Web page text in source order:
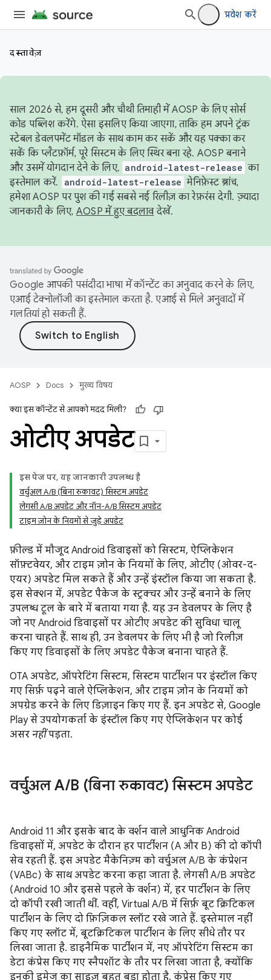
प्रवेश करें
दस्तावेज़
साल 2026 से, हम दूसरी और चौथी तिमाही में AOSP के लिए सोर्स
कोड पब्लिश करेंगे. ऐसा इसलिए किया जाएगा, ताकि हम अपने ट्रंक
स्टेबल डेवलपमेंट मॉडल के साथ काम कर सकें और यह पक्का कर
सकें कि प्लैटफ़ॉर्म, पूरे सिस्टम के लिए स्थिर बना रहे. AOSP बनाने
और उसमें योगदान देने के लिए, android-latest-release का
इस्तेमाल करें.
android-latest-release मेनिफ़ेस्ट ब्रांच,
हमेशा AOSP पर पुश की गई सबसे नई रिलीज़ का रेफ़रंस देगी. ज़्यादा
जानकारी के लिए, AOSP में हुए बदलावदेखें.
Google आपकी पसंदीदा भाषा में कॉन्टेंट का अनुवाद करने के लिए,
एआई टेक्नोलॉजी का इस्तेमाल करता है. एआई से मिले अनुवादों में
गलतियां हो सकती हैं.
AOSP Docs मुख्य विषय
क्या इस कॉन्टेंट से आपको मदद मिली?
ओटीए अपडेट
इस पेज पर, यह जानकारी उपलब्ध है
वर्चुअल A/B (बिना रुकावट) सिस्टम अपडेट
लेगसी A/B अपडेट और नॉन-A/B सिस्टम अपडेट
टाइम ज़ोन के नियमों से जुड़े अपडेट
फ़ील्ड में मौजूद Android डिवाइसों को सिस्टम, ऐप्लिकेशन
सॉफ़्टवेयर, और टाइम ज़ोन के नियमों के लिए, ओटीए (ओवर-द-
एयर) अपडेट मिल सकते हैं और उन्हें इंस्टॉल किया जा सकता है.
इस सेक्शन में, अपडेट पैकेज के स्ट्रक्चर और उन्हें बनाने के लिए
उपलब्ध टूल के बारे में बताया गया है. यह उन डेवलपर के लिए है
जो नए Android डिवाइसों पर ओटीए अपडेट की सुविधा चालू
करना चाहते हैं. साथ ही, उन डेवलपर के लिए भी है जो रिलीज़
किए गए डिवाइसों के लिए अपडेट पैकेज बनाना चाहते हैं.
OTA अपडेट, ऑपरेटिंग सिस्टम, सिस्टम पार्टीशन पर इंस्टॉल किए
गए सिर्फ़ पढ़ने वाले ऐप्लिकेशन, और टाइम ज़ोन के नियमों को
अपग्रेड करने के लिए डिज़ाइन किए गए हैं. इन अपडेट से, Google
Play से उपयोगकर्ता के इंस्टॉल किए गए ऐप्लिकेशन पर कोई
असर नहींपड़ता.
वर्चुअल A/B (बिना रुकावट) सिस्टम अपडेट
Android 11 और इसके बाद के वर्शन वाले आधुनिक Android
डिवाइसों में, अपडेट के दौरान हर पार्टीशन (A और B) की दो कॉपी
सेव रहती हैं. इस अपडेट मैकेनिज़्म को वर्चुअल A/B के कंप्रेशन
(VABc) के साथ अपडेट करना कहा जाता है. लेगसी A/B अपडेट
(Android 10 और इससे पहले के वर्शन) में, हर पार्टीशन के लिए
दो कॉपी रखी जाती थीं. वहीं, Virtual A/B में सिर्फ़ बूट क्रिटिकल
पार्टीशन के लिए दो फ़िज़िकल स्लॉट रखे जाते हैं. इस्तेमाल नहीं
किए गए स्लॉट में, बूटक्रिटिकल पार्टीशन के लिए सीधे तौर पर
लिखा जाता है. डाइनैमिक पार्टीशन में, नए ऑपरेटिंग सिस्टम का
डेटा कंप्रेस किए गए स्नैपशॉट के तौर पर लिखा जाता है, क्योंकि
इनकी इमेज का साइज़ बहुत बड़ा होता है. कंप्रेस किए गए